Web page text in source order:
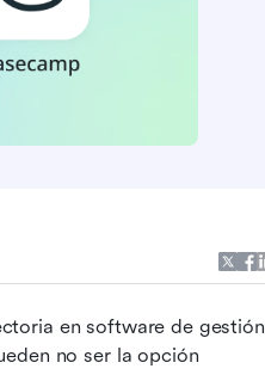
en software de gestión
no ser la opción